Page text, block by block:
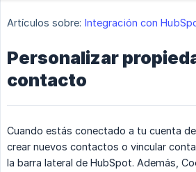
Artículos sobre: Integración con
Personalizar
contacto
Cuando estás conectado a tu cuenta
crear nuevos contactos o vincular
la barra lateral de HubSpot. Además,